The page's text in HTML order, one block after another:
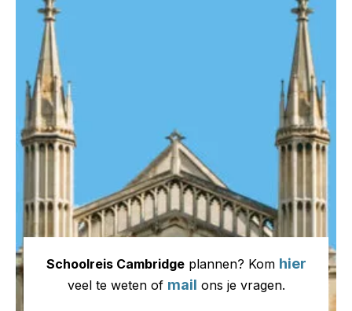
Schoolreis Cambridgeplannen? Kom hier
veel te weten of mail ons je vragen.